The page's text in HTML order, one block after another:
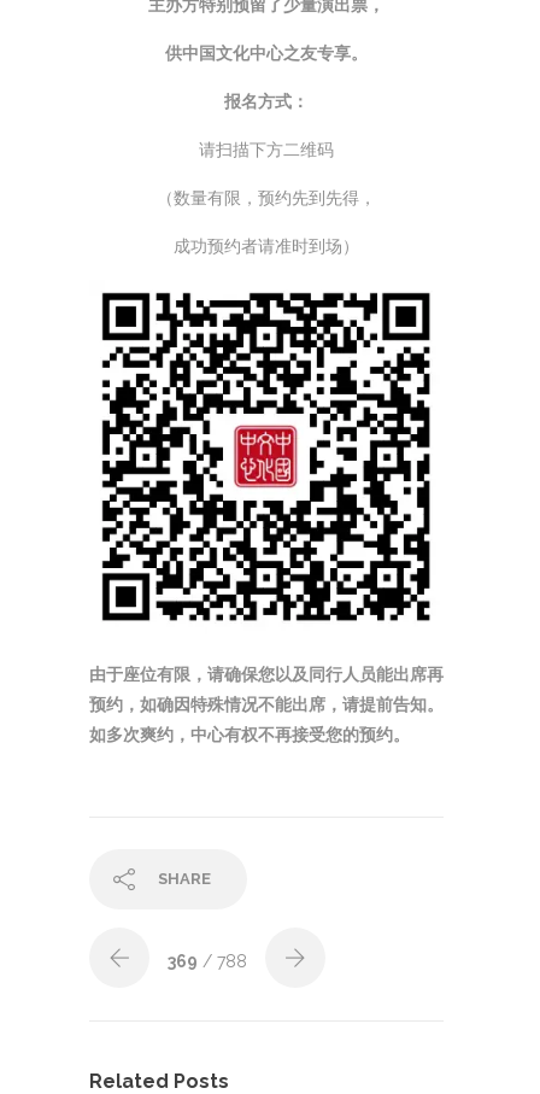
主办方特别预留了少量演出票，
供中国文化中心之友专享。
报名方式：
请扫描下方二维码
（数量有限，预约先到先得，
成功预约者请准时到场）
由于座位有限，请确保您以及同行人员能出席再
预约，如确因特殊情况不能出席，请提前告知。
如多次爽约，中心有权不再接受您的预约。
SHARE
369 / 788
Related Posts